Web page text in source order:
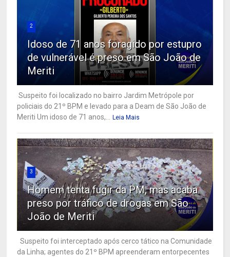
2
Idoso de 71 anos foragido por estupro
de vulnerável é preso em São João de
Meriti
Suspeito foi localizado no bairro Jardim Metrópole por
policiais do 21º BPM e levado para a Deam de São João de
Meriti Um idoso de 71 anos,... Leia Mais
3
Homem tenta fugir da PM, mas acaba
preso por tráfico de drogas em São
João de Meriti
Suspeito foi interceptado após cerco tático na Comunidade
da Linha; agentes do 21º BPM apreenderam entorpecentes